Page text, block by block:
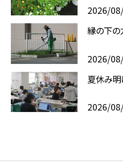
2026/
縁の下の
2026/
夏休み
2026/